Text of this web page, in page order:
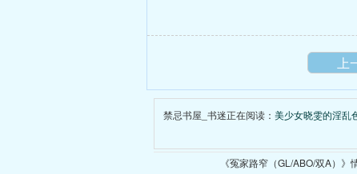
上
禁忌书屋_书迷正在阅读： 美少女晓雯的淫乱
《冤家路窄（GL/ABO/双A）